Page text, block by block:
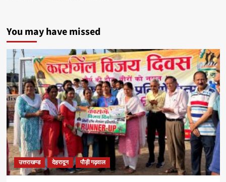
You may have missed
उत्तराखण्ड देहरादून पौड़ी गढ़वाल